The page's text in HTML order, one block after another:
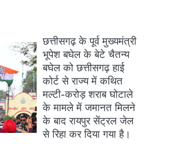
छत्तीसगढ़ के पूर्व मुख्यमंत्री
भूपेश बघेल के बेटे चैतन्य
बघेल को छत्तीसगढ़ हाई
कोर्ट से राज्य में कथित
मल्टी-करोड़ शराब घोटाले
के मामले में जमानत मिलने
के बाद रायपुर सेंट्रल जेल
से रिहा कर दिया गया है।